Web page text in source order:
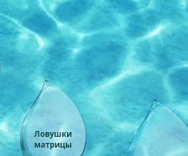
Ловушки
матрицы